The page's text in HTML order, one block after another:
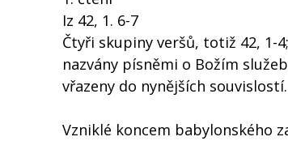
Iz 42, 1. 6-7
Čtyři skupiny veršů, totiž 42, 1-
nazvány písněmi o Božím
vřazeny do nynějších souvislostí.
Vzniklé koncem babylonského